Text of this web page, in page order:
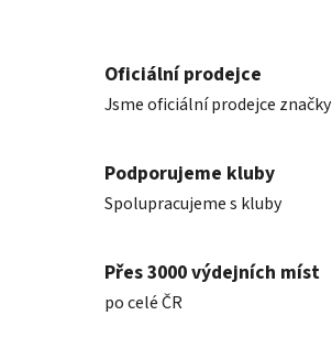
Oficiální prodejce
Jsme oficiální prodejce značky
Podporujeme kluby
Spolupracujeme s kluby
Přes 3000 výdejních míst
po celé ČR